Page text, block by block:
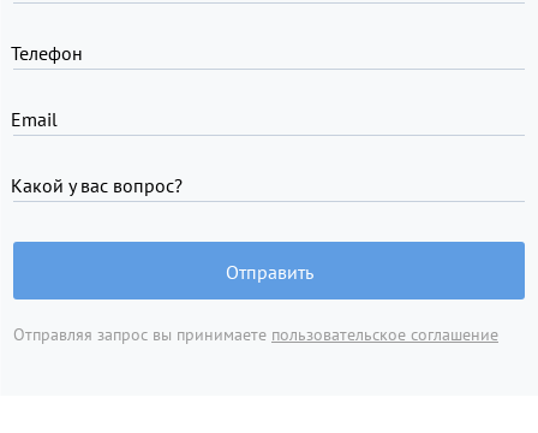
Телефон
Email
Какой у вас вопрос?
Отправить
Отправляя запрос вы принимаете пользовательское соглашение